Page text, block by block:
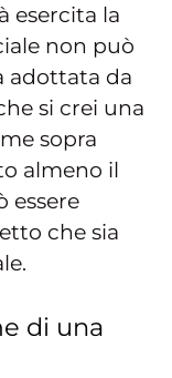
esercita la
non può
adottata da
si crei una
sopra
almeno il
essere
che sia
di una